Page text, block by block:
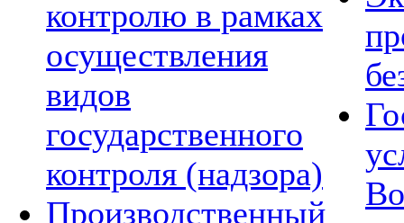
контролю в рамках
осуществления
видов
государственного
контроля (надзора)
Производственный